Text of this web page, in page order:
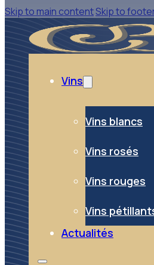
Skip to main contentSkip to
Vins
Vins blancs
Vins rosés
Vins rouges
Vins
Actualités